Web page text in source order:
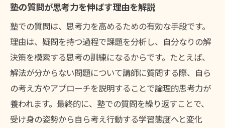
塾で疑問を残さない取り組み方の工夫
塾のサポートを最大限活かす方法とは
塾で学力アップを目指す日常の工夫
質問が苦手な子どもへのアプローチ術
塾で質問しやすくなる声かけの工夫
塾の講師が実践する質問サポート法
塾で質問が苦手な子の背中を押す方法
塾の質問が思考力を伸ばす理由を解説
塾での質問は、思考力を高めるための有効な手段です。
理由は、疑問を持つ過程で課題を分析し、自分なりの解
決策を模索する思考の訓練になるからです。たとえば、
解法が分からない問題について講師に質問する際、自ら
の考え方やアプローチを説明することで論理的思考力が
養われます。最終的に、塾での質問を繰り返すことで、
受け身の姿勢から自ら考え行動する学習態度へと変化